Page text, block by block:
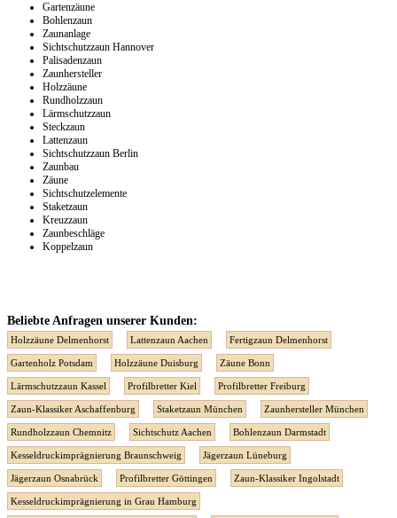
Gartenzäune
Bohlenzaun
Zaunanlage
Sichtschutzzaun Hannover
Palisadenzaun
Zaunhersteller
Holzzäune
Rundholzzaun
Lärmschutzzaun
Steckzaun
Lattenzaun
Sichtschutzzaun Berlin
Zaunbau
Zäune
Sichtschutzelemente
Staketzaun
Kreuzzaun
Zaunbeschläge
Koppelzaun
Beliebte Anfragen unserer Kunden:
Holzzäune Delmenhorst Lattenzaun Aachen Fertigzaun Delmenhorst
Gartenholz Potsdam Holzzäune Duisburg Zäune Bonn
Lärmschutzzaun Kassel Profilbretter Kiel Profilbretter Freiburg
Zaun-Klassiker Aschaffenburg Staketzaun München Zaunhersteller München
Rundholzzaun Chemnitz Sichtschutz Aachen Bohlenzaun Darmstadt
Kesseldruckimprägnierung Braunschweig Jägerzaun Lüneburg
Jägerzaun Osnabrück Profilbretter Göttingen Zaun-Klassiker Ingolstadt
Kesseldruckimprägnierung in Grau Hamburg